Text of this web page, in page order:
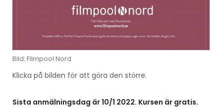
Bild: Filmpool Nord
Klicka på bilden för att göra den större.
Sista anmälningsdag är 10/1 2022. Kursen är gratis.